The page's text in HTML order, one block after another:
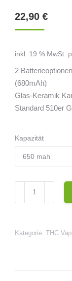
22,90 €
inkl. 19 % MwSt.
2
(680mAh)
Glas-Keramik
Standard 510er
Kapazität
Menge
Kategorie: THC